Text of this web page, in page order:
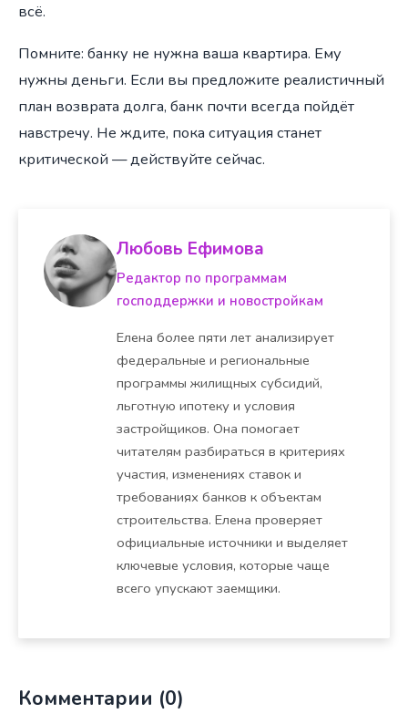
всё.
Помните: банку не нужна ваша квартира. Ему
нужны деньги. Если вы предложите реалистичный
план возврата долга, банк почти всегда пойдёт
навстречу. Не ждите, пока ситуация станет
критической — действуйте сейчас.
Любовь Ефимова
Редактор по программам
господдержки и новостройкам
Елена более пяти лет анализирует
федеральные и региональные
программы жилищных субсидий,
льготную ипотеку и условия
застройщиков. Она помогает
читателям разбираться в критериях
участия, изменениях ставок и
требованиях банков к объектам
строительства. Елена проверяет
официальные источники и выделяет
ключевые условия, которые чаще
всего упускают заемщики.
Комментарии (0)